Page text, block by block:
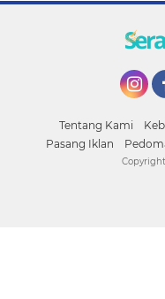
Tentang Kami
Pasang Iklan